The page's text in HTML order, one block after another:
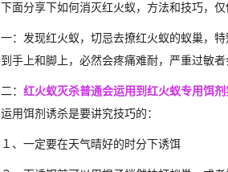
下面分享下如何消灭红火蚁，方法和技巧，
一：发现红火蚁，切忌去撩红火蚁的蚁巢，
到手上和脚上，必然会疼痛难耐，严重过敏者
二： 红火蚁灭杀普通会运用到红火蚁专用饵
运用饵剂诱杀是要讲究技巧的：
１、一定要在天气晴好的时分下诱饵